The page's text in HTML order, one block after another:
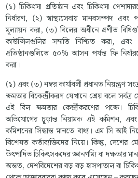
(১) চিকিৎসা প্রতিষ্ঠান এবং চিকিৎসা
নির্ধারণ, (২) স্বাস্থ্যসেবায় মানবসম্পদ এবং
মূল্যায়ন করা, (৩) বিলের অধীনে প্রণীত
কাউন্সিলগুলির সম্মতি নিশ্চিত করা, এবং
প্রতিষ্ঠানগুলিতে ৫০% আসন পর্যন্ত ফি
করা।
(১) এবং (৩) নম্বর কার্যাবলী প্রধানত নিয়ন্ত্রণ
ক্ষমতার বিকেন্দ্রীকরণ যেখানে শ্রেয় বলে
এই বিল ক্ষমতার কেন্দ্রীকরণের পক্ষে।
অভিযোগের চূড়ান্ত নিয়ামক এই কমিশন, এবং
কমিশনের সিদ্ধান্ত মানতে বাধ্য। এম সি আই
বিশেষত কর্তাব্যক্তিদের নিয়ে। কিন্তু, দেশের
উৎপাদিত চিকিৎসকদের জ্ঞানগম্যি বা দক্ষতার
অন্তত, দেশবিদেশের বড় বড় হাসপাতাল বা